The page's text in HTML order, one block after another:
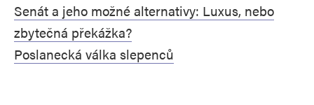
Senát a jeho možné alternativy: Luxus, nebo
zbytečná překážka?
Poslanecká válka slepenců